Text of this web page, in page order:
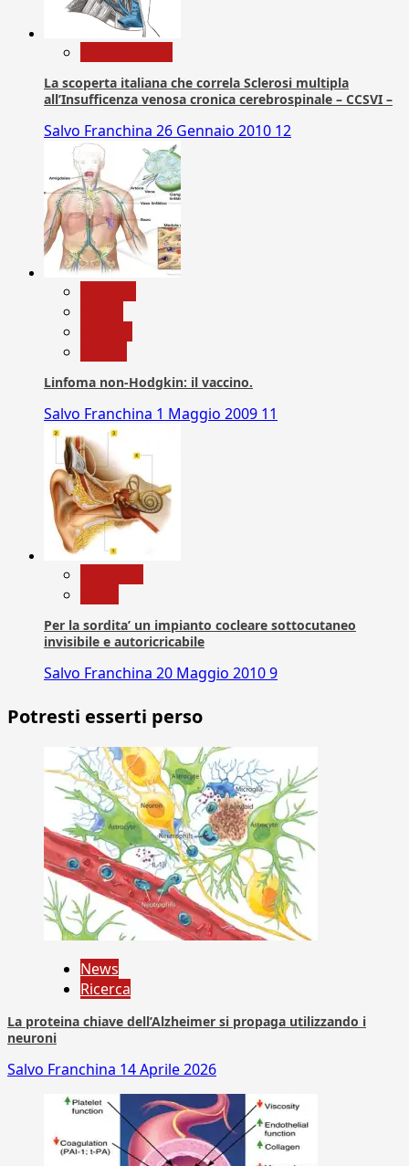
La scoperta italiana che correla Sclerosi multipla
all’Insufficenza venosa cronica cerebrospinale – CCSVI –
Salvo Franchina 26 Gennaio 2010 12
Linfoma non-Hodgkin: il vaccino.
Salvo Franchina 1 Maggio 2009 11
Per la sordita’ un impianto cocleare sottocutaneo
invisibile e autoricricabile
Salvo Franchina 20 Maggio 20109
Potresti esserti perso
News
Ricerca
La proteina chiave dell’Alzheimer si propaga utilizzando i
neuroni
Salvo Franchina 14 Aprile 2026